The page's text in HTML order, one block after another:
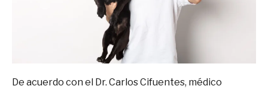
De acuerdo con el Dr. Carlos Cifuentes, médico